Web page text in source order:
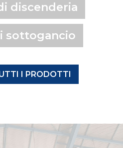
discenderia
sottogancio
I PRODOTTI